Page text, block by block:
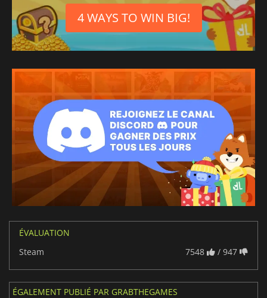
4 WAYS TO WIN BIG!
ÉVALUATION
Steam
7548 / 947
ÉGALEMENT PUBLIÉ PAR GRABTHEGAMES